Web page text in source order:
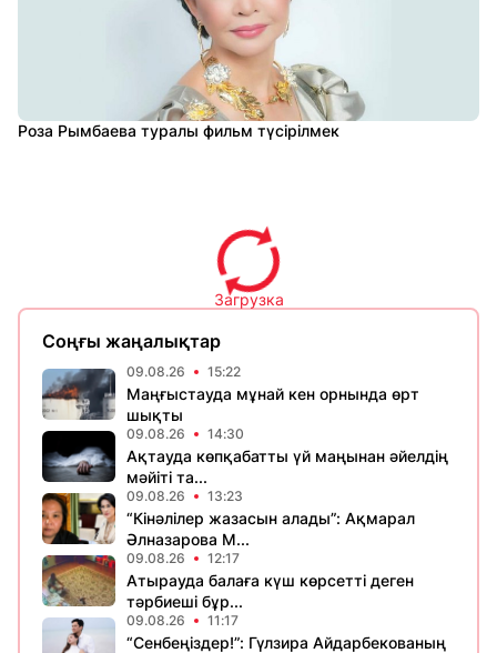
Роза Рымбаева туралы фильм түсірілмек
Загрузка
Соңғы жаңалықтар
09.08.26 15:22
Маңғыстауда мұнай кен орнында өрт
шықты
09.08.26 14:30
Ақтауда көпқабатты үй маңынан әйелдің
мәйіті та...
09.08.26 13:23
“Кінәлілер жазасын алады”: Ақмарал
Әлназарова М...
09.08.26 12:17
Атырауда балаға күш көрсетті деген
тәрбиеші бұр...
09.08.26 11:17
“Сенбеңіздер!”: Гүлзира Айдарбекованың